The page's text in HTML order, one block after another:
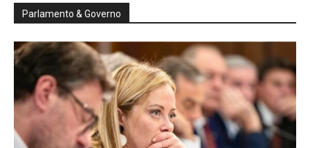
Parlamento & Governo